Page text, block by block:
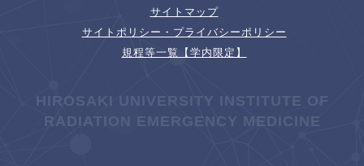
サイトマップ
サイトポリシー・プライバシーポリシー
規程等一覧【学内限定】
HIROSAKI UNIVERSITY INSTITUTE OF
RADIATION EMERGENCY MEDICINE